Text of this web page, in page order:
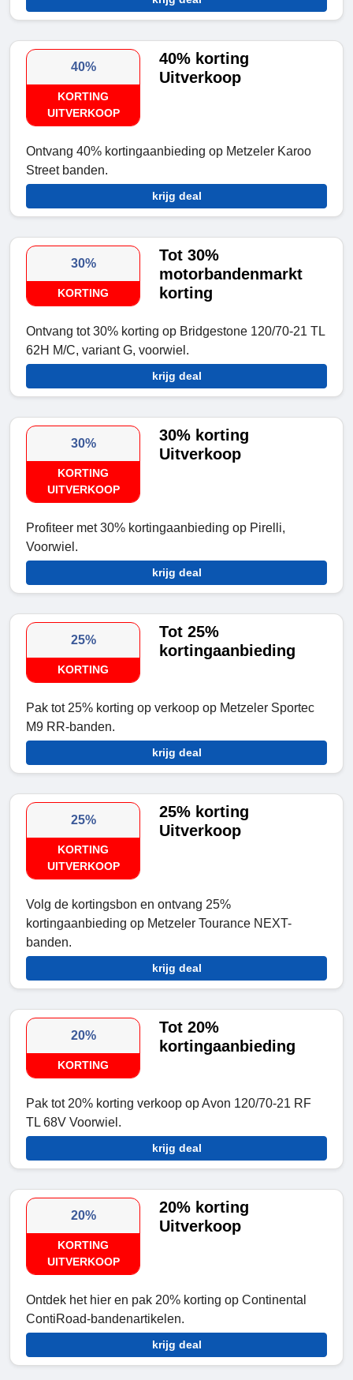
40%
KORTING
UITVERKOOP
40% korting
Uitverkoop
Ontvang 40% kortingaanbieding op Metzeler Karoo
Street banden.
krijg deal
30%
KORTING
Tot 30%
motorbandenmarkt
korting
Ontvang tot 30% korting op Bridgestone 120/70-21 TL
62H M/C, variant G, voorwiel.
krijg deal
30%
KORTING
UITVERKOOP
30% korting
Uitverkoop
Profiteer met 30% kortingaanbieding op Pirelli,
Voorwiel.
krijg deal
25%
KORTING
Tot 25%
kortingaanbieding
Pak tot 25% korting op verkoop op Metzeler Sportec
M9 RR-banden.
krijg deal
25%
KORTING
UITVERKOOP
25% korting
Uitverkoop
Volg de kortingsbon en ontvang 25%
kortingaanbieding op Metzeler Tourance NEXT-
banden.
krijg deal
20%
KORTING
Tot 20%
kortingaanbieding
Pak tot 20% korting verkoop op Avon 120/70-21 RF
TL 68V Voorwiel.
krijg deal
20%
KORTING
UITVERKOOP
20% korting
Uitverkoop
Ontdek het hier en pak 20% korting op Continental
ContiRoad-bandenartikelen.
krijg deal